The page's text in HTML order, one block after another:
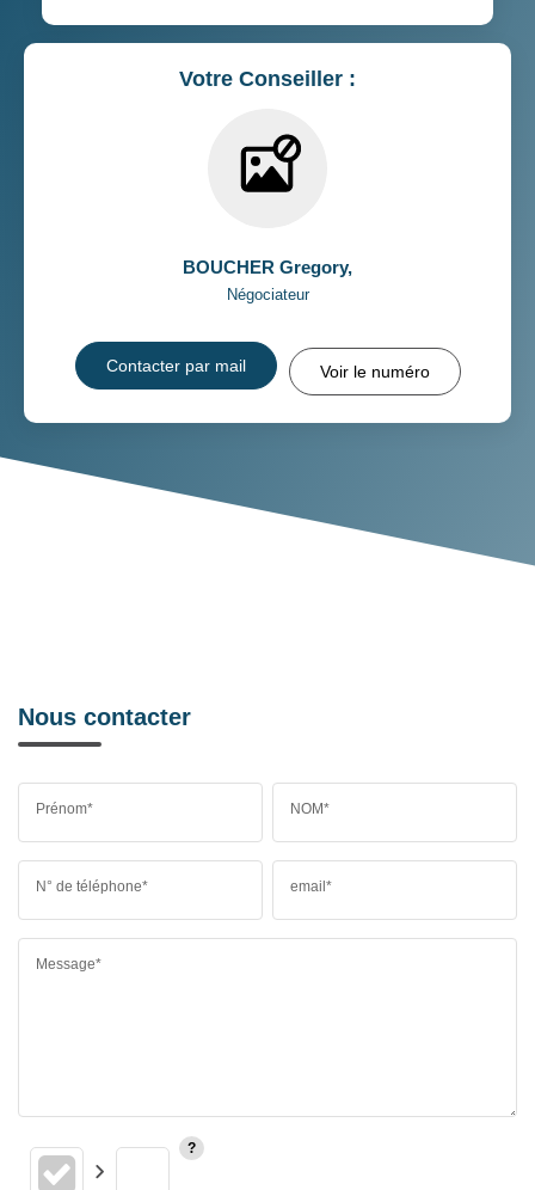
Votre Conseiller :
BOUCHER Gregory,
Négociateur
Contacter par mail Voir le numéro
Nous contacter
Prénom* NOM*
N° de téléphone* email*
Message*